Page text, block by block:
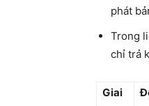
phát
Trong
chỉ trả
Giai